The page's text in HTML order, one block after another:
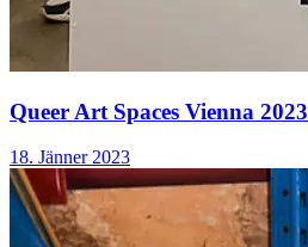
Queer Art Spaces Vienna 2023
18. Jänner 2023